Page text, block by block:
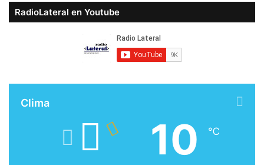
RadioLateral en Youtube
Clima
10 ℃